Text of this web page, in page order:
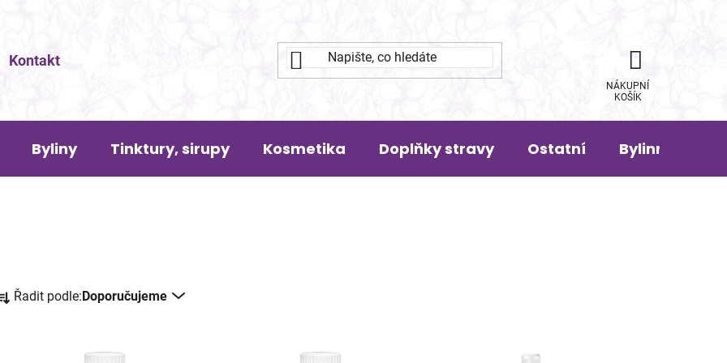
Kontakt
NÁKUPNÍ
KOŠÍK
Byliny Tinktury, sirupy Kosmetika Doplňky stravy Ostatní Bylinná
Řadit podle:Doporučujeme